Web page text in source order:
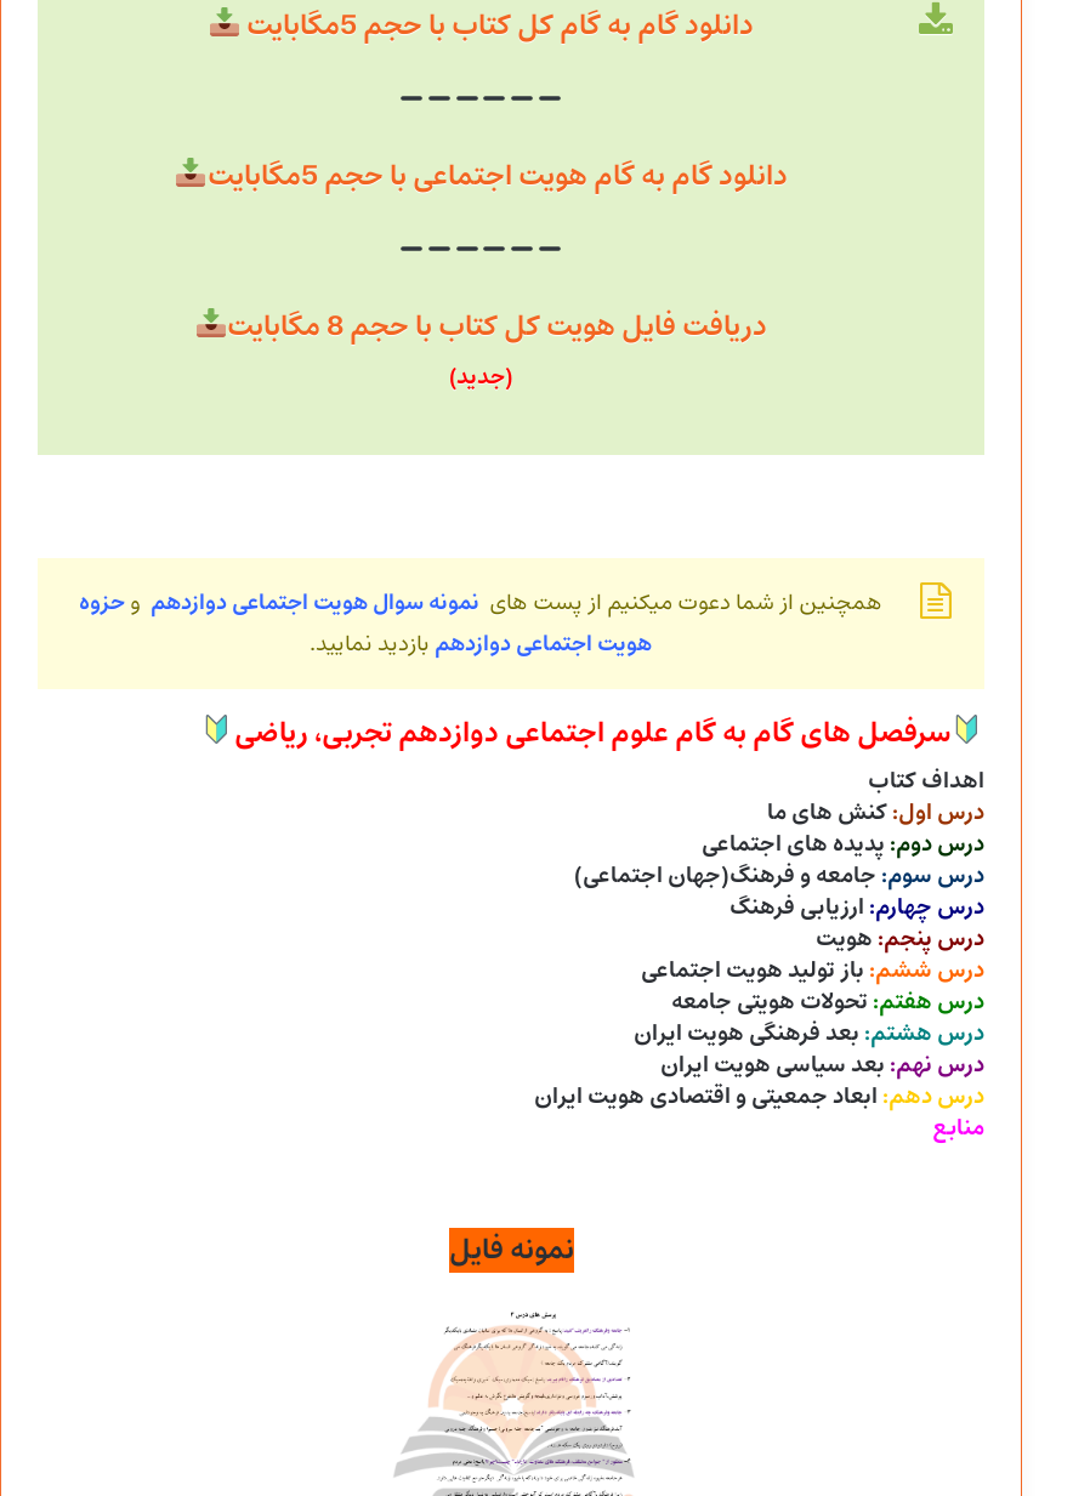
دانلود گام به گام کل کتاب با حجم 5مگابایت
دانلود گام به گام هویت اجتماعی با حجم 5مگابایت
دریافت فایل هویت کل کتاب با حجم 8 مگابایت
(جدید)
همچنین از شما دعوت میکنیم از پست های نمونه سوال هویت اجتماعی دوازدهم وحزوه
هویت اجتماعیدوازدهم بازدید نمایید.
سرفصل های گام به گام علوم اجتماعی دوازدهم تجربی، ریاضی
اهداف کتاب
درس اول:کنش های ما
درس دوم: پدیده های اجتماعی
درس سوم: جامعه و فرهنگ(جهان اجتماعی)
درس چهارم: ارزیابی فرهنگ
درس پنجم: هویت
درس ششم: باز تولید هویت اجتماعی
درس هفتم: تحولات هویتی جامعه
درس هشتم: بعد فرهنگی هویت ایران
درس نهم: بعد سیاسی هویت ایران
درس دهم: ابعاد جمعیتی و اقتصادی هویت ایران
منابع
نمونه فایل